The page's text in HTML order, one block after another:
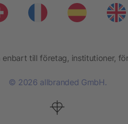
till företag, institutioner,
© 2026 allbranded GmbH.